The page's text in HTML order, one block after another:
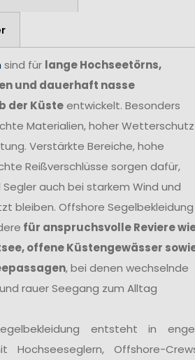
sind für lange Hochseetörns,
und dauerhaft nasse
der Küsteentwickelt. Besonders
Materialien, hoher Wetterschutz
Verstärkte Bereiche, hohe
Reißverschlüsse sorgen dafür,
auch bei starkem Wind und
bleiben. Offshore Segelbekleidung
für anspruchsvolle Reviere
offene Küstengewässer
, bei denen wechselnde
rauer Seegang zum Alltag
entsteht in
Hochseeseglern, Offshore-